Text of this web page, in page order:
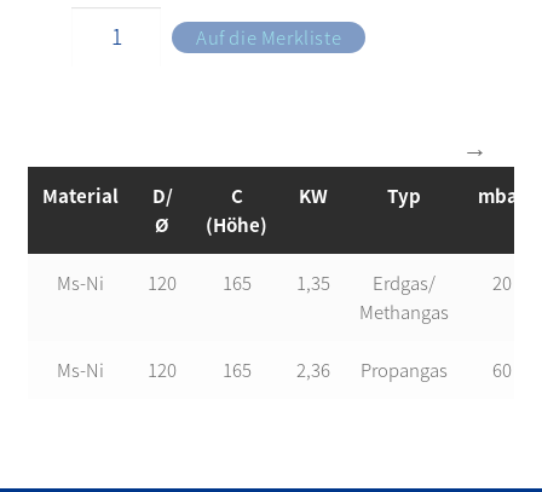
Auf die Merkliste
Material
D/
Ø
C
(Höhe)
KW Typ mbar
Ms-Ni 120 165 1,35
Erdgas/
Methangas
20
Ms-Ni 120 165 2,36 Propangas 60